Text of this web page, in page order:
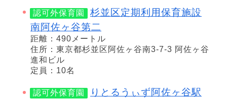
認可外保育園
杉並区定期利用保育施設
南阿佐ヶ谷第二
距離：490メートル
住所：東京都杉並区阿佐ヶ谷南3-7-3 阿佐ヶ谷
進和ビル
定員：10名
認可外保育園
りとるうぃず阿佐ヶ谷駅